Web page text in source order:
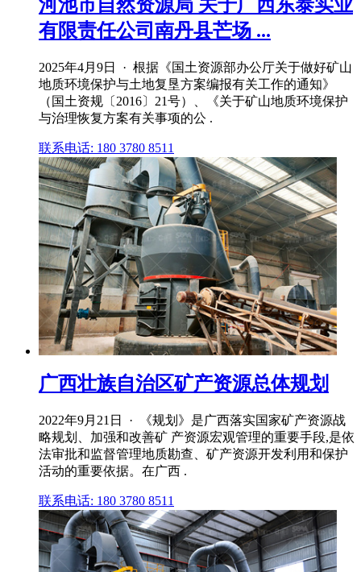
河池市自然资源局 关于广西东泰实业
有限责任公司南丹县芒场 ...
2025年4月9日 · 根据《国土资源部办公厅关于做好矿山
地质环境保护与土地复垦方案编报有关工作的通知》
（国土资规〔2016〕21号）、《关于矿山地质环境保护
与治理恢复方案有关事项的公 .
联系电话: 180 3780 8511
广西壮族自治区矿产资源总体规划
2022年9月21日 · 《规划》是广西落实国家矿产资源战
略规划、加强和改善矿 产资源宏观管理的重要手段,是依
法审批和监督管理地质勘查、矿产资源开发利用和保护
活动的重要依据。在广西 .
联系电话: 180 3780 8511